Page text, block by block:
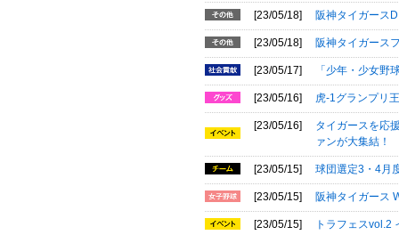
[23/05/18] 阪神タイガース
[23/05/18] 阪神タイガース
[23/05/17] 「少年・少女野
[23/05/16] 虎-1グランプリ
[23/05/16]
タイガースを応
ァンが大集結！
[23/05/15] 球団選定3・4月
[23/05/15] 阪神タイガース
[23/05/15] トラフェスvol.2